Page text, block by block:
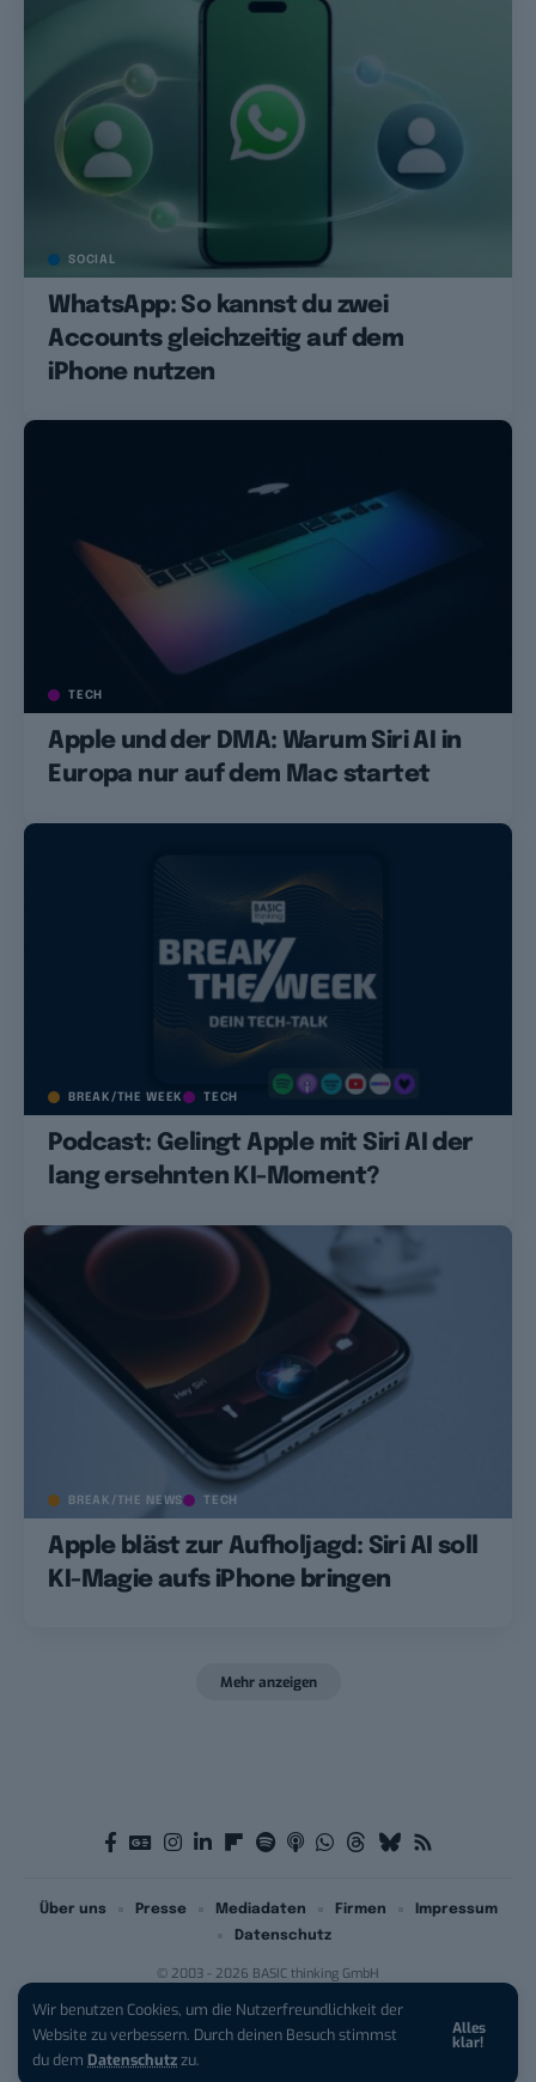
Wir benutzen Cookies, um die Nutzerfreundlichkeit der
Website zu verbessern. Durch deinen Besuch stimmst
du dem Datenschutzzu.
Alles
klar!
SOCIAL
WhatsApp: So kannst du zwei
Accounts gleichzeitig auf dem
iPhone nutzen
TECH
Apple und der DMA: Warum Siri AI in
Europa nur auf dem Mac startet
BREAK/THE WEEK TECH
Podcast: Gelingt Apple mit Siri AI der
lang ersehnten KI-Moment?
BREAK/THE NEWS TECH
Apple bläst zur Aufholjagd: Siri AI soll
KI-Magie aufs iPhone bringen
Mehr anzeigen
© 2003 - 2026 BASIC thinking GmbH
Über uns Presse Mediadaten Firmen
Impressum
Datenschutz
iPhone 17 Pro sichern:Für 1 € +
200 € Hardware-Bonus!